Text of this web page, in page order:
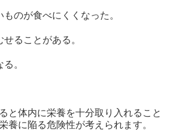
のが食べにくくなった。
ることがある。
。
と体内に栄養を十分取り入れること
養に陥る危険性が考えられます。